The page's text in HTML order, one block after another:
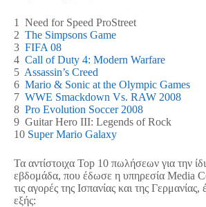
1 Need for Speed ProStreet
2 The Simpsons Game
3 FIFA 08
4 Call of Duty 4: Modern Warfare
5 Assassin’s Creed
6 Mario & Sonic at the Olympic Games
7 WWE Smackdown Vs. RAW 2008
8 Pro Evolution Soccer 2008
9 Guitar Hero III: Legends of Rock
10 Super Mario Galaxy
Τα αντίστοιχα Top 10 πωλήσεων για την
εβδομάδα, που έδωσε η υπηρεσία Media
τις αγορές της Ισπανίας και της Γερμανίας,
εξής: